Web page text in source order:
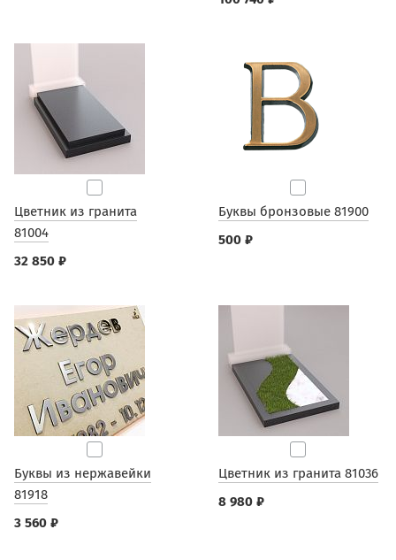
Цветник из гранита
81004
32 850 ₽
Буквы бронзовые 81900
500 ₽
Буквы из нержавейки
81918
3 560 ₽
Цветник из гранита 81036
8 980 ₽